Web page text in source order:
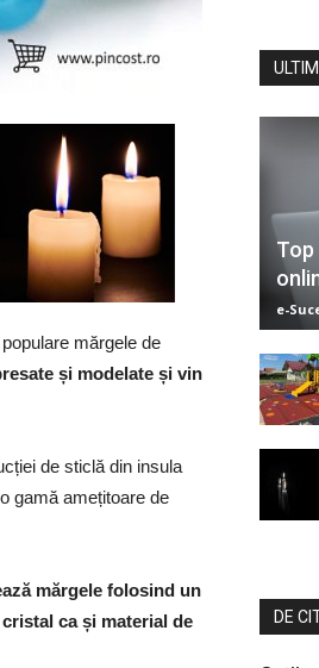
mărgele de
și modelate și vin
de sticlă din insula
gamă amețitoare de
mărgele folosind un
ca și material de
e-
DE